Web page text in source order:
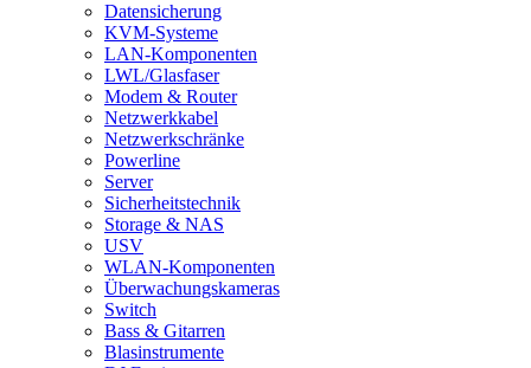
Datensicherung
KVM-Systeme
LAN-Komponenten
LWL/Glasfaser
Modem & Router
Netzwerkkabel
Netzwerkschränke
Powerline
Server
Sicherheitstechnik
Storage & NAS
USV
WLAN-Komponenten
Überwachungskameras
Switch
Bass & Gitarren
Blasinstrumente